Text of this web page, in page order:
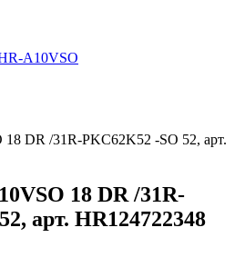
A10VSO
DR /31R-PKC62K52 -SO 52, арт.
18 DR /31R-
арт. HR124722348